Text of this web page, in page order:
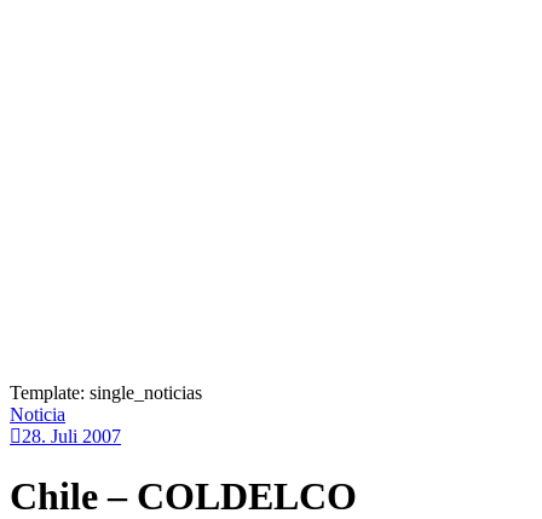
Template: single_noticias
Noticia
28. Juli 2007
Chile – COLDELCO